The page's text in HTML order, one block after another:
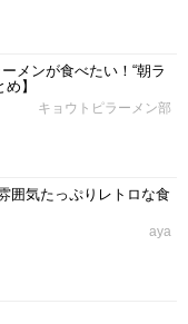
メンが食べたい！“朝ラ
】
キョウトピラーメン部
囲気たっぷりレトロな食
aya